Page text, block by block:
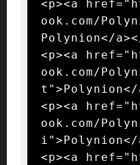
<p><a
ook.com/
Polynion</
<p><a
ook.com/
t">Polynion</
<p><a
ook.com/
i">Polynion</
<p><a